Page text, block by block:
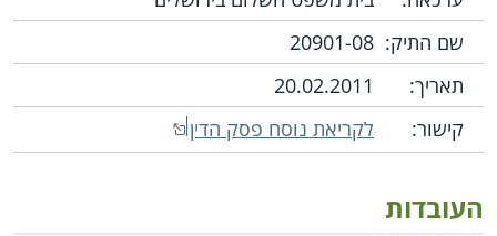
שם התיק: 20901-08
תאריך:
20.02.2011
קישור:
לקריאת נוסח פסק הדין
העובדות